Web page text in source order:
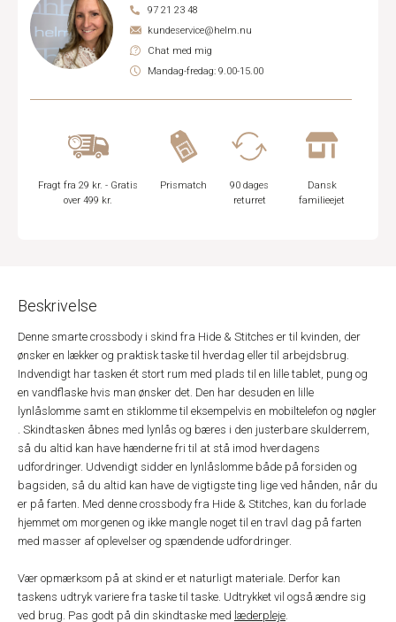
97 21 23 48
kundeservice@helm.nu
Chat med mig
Mandag-fredag: 9.00-15.00
Fragt fra 29 kr. - Gratis
over 499 kr.
Prismatch
90 dages
returret
Dansk
familieejet
Beskrivelse
Denne smarte crossbody i skind fra Hide & Stitches er til kvinden, der
ønsker en lækker og praktisk taske til hverdag eller til arbejdsbrug.
Indvendigt har tasken ét stort rum med plads til en lille tablet, pung og
en vandflaske hvis man ønsker det. Den har desuden en lille
lynlåslomme samt en stiklomme til eksempelvis en mobiltelefon og nøgler
. Skindtasken åbnes med lynlås og bæres i den justerbare skulderrem,
så du altid kan have hænderne fri til at stå imod hverdagens
udfordringer. Udvendigt sidder en lynlåslomme både på forsiden og
bagsiden, så du altid kan have de vigtigste ting lige ved hånden, når du
er på farten. Med denne crossbody fra Hide & Stitches, kan du forlade
hjemmet om morgenen og ikke mangle noget til en travl dag på farten
med masser af oplevelser og spændende udfordringer.
Vær opmærksom på at skind er et naturligt materiale. Derfor kan
taskens udtryk variere fra taske til taske. Udtrykket vil også ændre sig
ved brug. Pas godt på din skindtaske med læderpleje.